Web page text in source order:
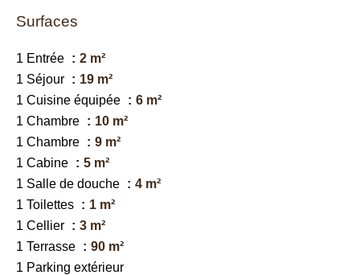
Surfaces
1 Entrée
2 m²
1 Séjour
19 m²
1 Cuisine équipée
6 m²
1 Chambre
10 m²
1 Chambre
9 m²
1 Cabine
5 m²
1 Salle de douche
4 m²
1 Toilettes
1 m²
1 Cellier
3 m²
1 Terrasse
90 m²
1 Parking extérieur